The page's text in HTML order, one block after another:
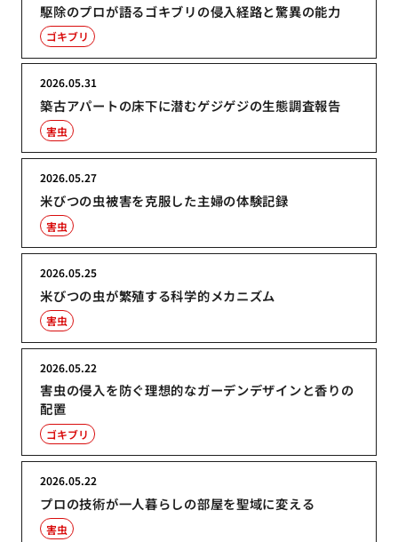
駆除のプロが語るゴキブリの侵入経路と驚異の能力
ゴキブリ
築古アパートの床下に潜むゲジゲジの生態調査報告
2026.05.31
害虫
米びつの虫被害を克服した主婦の体験記録
2026.05.27
害虫
米びつの虫が繁殖する科学的メカニズム
2026.05.25
害虫
害虫の侵入を防ぐ理想的なガーデンデザインと香りの
配置
2026.05.22
ゴキブリ
プロの技術が一人暮らしの部屋を聖域に変える
2026.05.22
害虫